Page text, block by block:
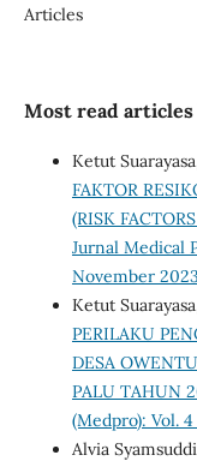
Articles
Most read articles
Ketut
FAKTOR
(RISK
Jurnal Medical
November 2023
Ketut
PERILAKU
DESA
PALU TAHUN
(Medpro): Vol.
Alvia